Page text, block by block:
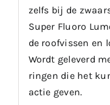
zelfs bij de
Super Fluoro
de roofvissen en
Wordt geleverd
ringen die het
actie geven.